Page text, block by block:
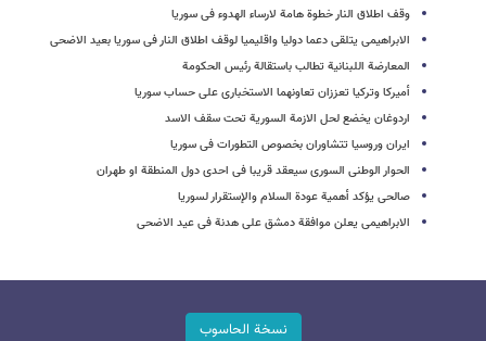
وقف اطلاق النار خطوة هامة لارساء الهدوء فی سوریا
الابراهیمی یتلقى دعما دولیا واقلیمیا لوقف اطلاق النار فی سوریا بعید الاضحى
المعارضة اللبنانیة تطالب باستقالة رئیس الحکومة
أمیرکا وترکیا تعززان تعاونهما الاستخباری على حساب سوریا
اردوغان یخضع لحل الازمة السوریة تحت سقف الاسد
ایران وروسیا تتشاوران بخصوص التطورات فی سوریا
الحوار الوطنی السوری سیعقد قریبا فی احدی دول المنطقة او طهران
صالحی یؤکد أهمیة عودة السلام والإستقرار لسوریا
الابراهیمی یعلن موافقة دمشق على هدنة فی عید الاضحى
نسخة الحاسوب